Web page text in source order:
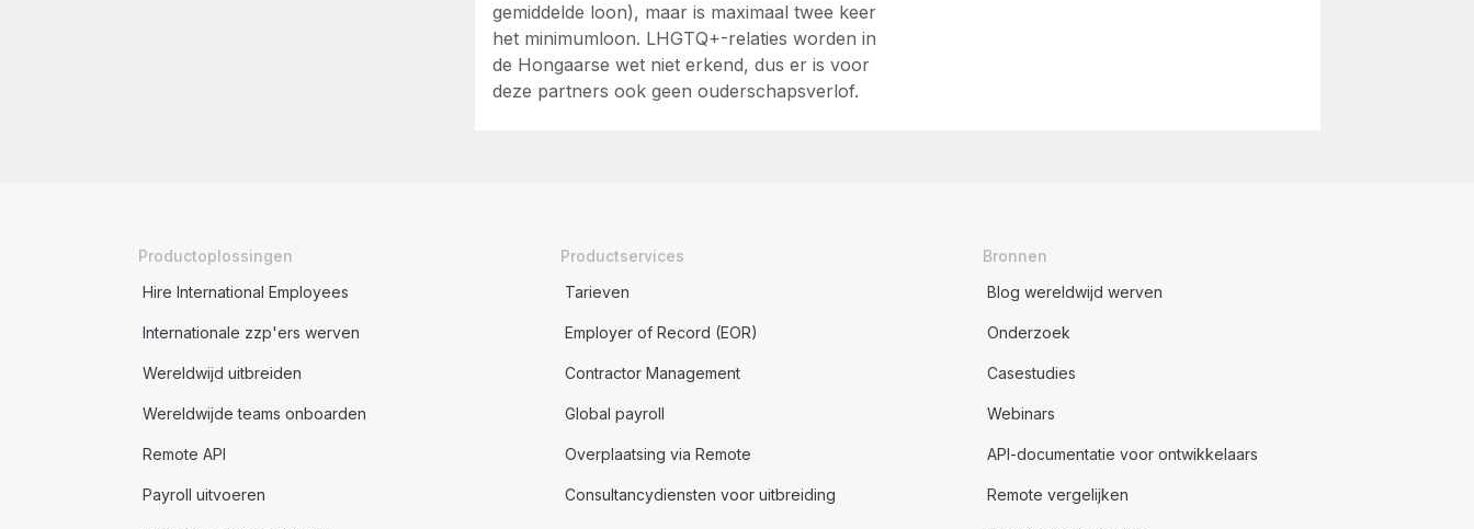
gemiddelde loon), maar is maximaal twee keer
het minimumloon. LHGTQ+-relaties worden in
de Hongaarse wet niet erkend, dus er is voor
deze partners ook geen ouderschapsverlof.
Productoplossingen
Hire International Employees
Internationale zzp'ers werven
Wereldwijd uitbreiden
Wereldwijde teams onboarden
Remote API
Payroll uitvoeren
Productservices
Tarieven
Employer of Record (EOR)
Contractor Management
Global payroll
Overplaatsing via Remote
Consultancydiensten voor uitbreiding
Bronnen
Blog wereldwijd werven
Onderzoek
Casestudies
Webinars
API-documentatie voor ontwikkelaars
Remote vergelijken